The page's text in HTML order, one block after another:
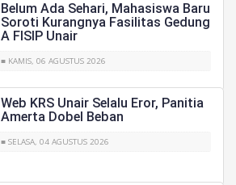
Belum Ada Sehari, Mahasiswa Baru
Soroti Kurangnya Fasilitas Gedung
A FISIP Unair
■ KAMIS, 06 AGUSTUS 2026
Web KRS Unair Selalu Eror, Panitia
Amerta Dobel Beban
■ SELASA, 04 AGUSTUS 2026